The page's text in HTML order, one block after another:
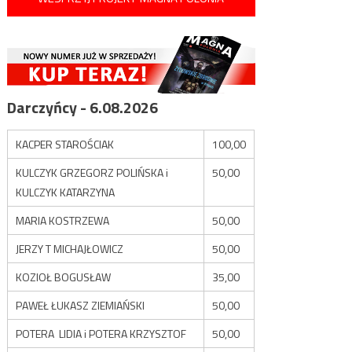
Darczyńcy - 6.08.2026
KACPER STAROŚCIAK
100,00
KULCZYK GRZEGORZ POLIŃSKA i
KULCZYK KATARZYNA
50,00
MARIA KOSTRZEWA
50,00
JERZY T MICHAJŁOWICZ
50,00
KOZIOŁ BOGUSŁAW
35,00
PAWEŁ ŁUKASZ ZIEMIAŃSKI
50,00
POTERA LIDIA i POTERA KRZYSZTOF
50,00